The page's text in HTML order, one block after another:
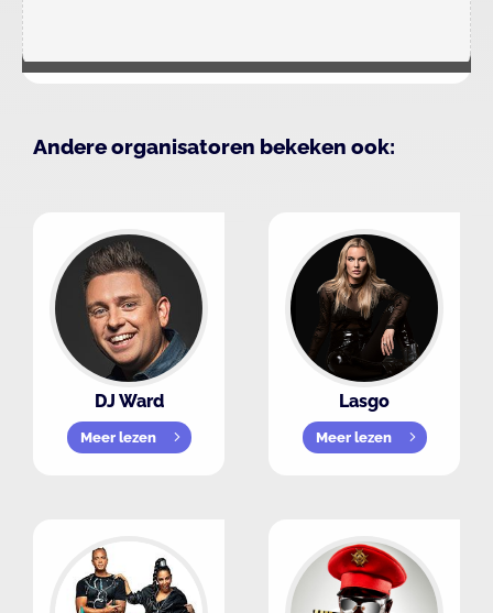
Andere organisatoren bekeken ook:
DJ Ward
Meer lezen
Lasgo
Meer lezen